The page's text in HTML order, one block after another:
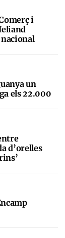
i
un
els 22.000
d’orelles